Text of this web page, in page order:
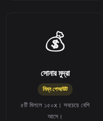
💰
সোনার মুদ্রা
নিম্ন পেআউট
৫টি মিললে ১৫০x। সবচেয়ে বেশি
আসে।